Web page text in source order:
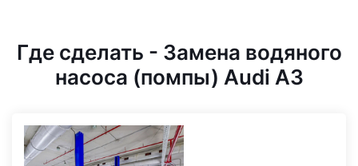
Где сделать - Замена водяного
насоса (помпы) Audi A3